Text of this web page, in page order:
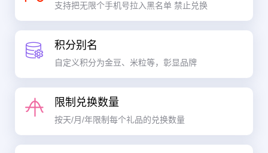
支持把无限个手机号拉入黑名单 禁止兑换
积分别名
自定义积分为金豆、米粒等，彰显品牌
限制兑换数量
按天/月/年限制每个礼品的兑换数量